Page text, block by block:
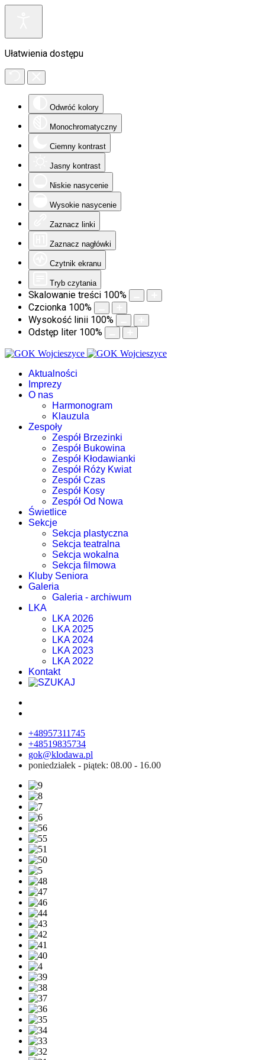
Ułatwienia dostępu
Odwróć kolory
Monochromatyczny
Ciemny kontrast
Jasny kontrast
Niskie nasycenie
Wysokie nasycenie
Zaznacz linki
Zaznacz nagłówki
Czytnik ekranu
Tryb czytania
Skalowanie treści 100%
Czcionka 100%
Wysokość linii 100%
Odstęp liter 100%
Aktualności
Imprezy
O nas
Harmonogram
Klauzula
Zespoły
Zespół Brzezinki
Zespół Bukowina
Zespół Kłodawianki
Zespół Róży Kwiat
Zespół Czas
Zespół Kosy
Zespół Od Nowa
Świetlice
Sekcje
Sekcja plastyczna
Sekcja teatralna
Sekcja wokalna
Sekcja filmowa
Kluby Seniora
Galeria
Galeria - archiwum
LKA
LKA 2026
LKA 2025
LKA 2024
LKA 2023
LKA 2022
Kontakt
+48957311745
+48519835734
gok@klodawa.pl
poniedziałek - piątek: 08.00 - 16.00